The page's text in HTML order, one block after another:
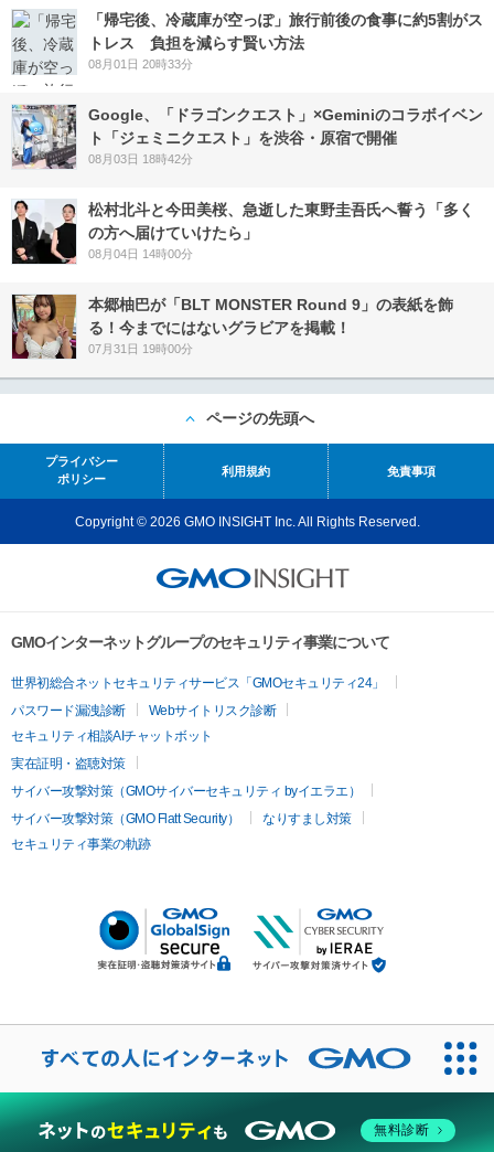
「帰宅後、冷蔵庫が空っぽ」旅行前後の食事に約5割がス
トレス 負担を減らす賢い方法
08月01日 20時33分
Google、「ドラゴンクエスト」×Geminiのコラボイベン
ト「ジェミニクエスト」を渋谷・原宿で開催
08月03日 18時42分
松村北斗と今田美桜、急逝した東野圭吾氏へ誓う「多く
の方へ届けていけたら」
08月04日 14時00分
本郷柚巴が「BLT MONSTER Round 9」の表紙を飾
る！今までにはないグラビアを掲載！
07月31日 19時00分
ページの先頭へ
プライバシー
ポリシー
利用規約 免責事項
Copyright © 2026 GMO INSIGHT Inc. All Rights Reserved.
GMOインターネットグループのセキュリティ事業について
世界初総合ネットセキュリティサービス「GMOセキュリティ24」
パスワード漏洩診断
Webサイトリスク診断
セキュリティ相談AIチャットボット
実在証明・盗聴対策
サイバー攻撃対策（GMOサイバーセキュリティ byイエラエ）
サイバー攻撃対策（GMO Flatt Security）
なりすまし対策
セキュリティ事業の軌跡
無料診断